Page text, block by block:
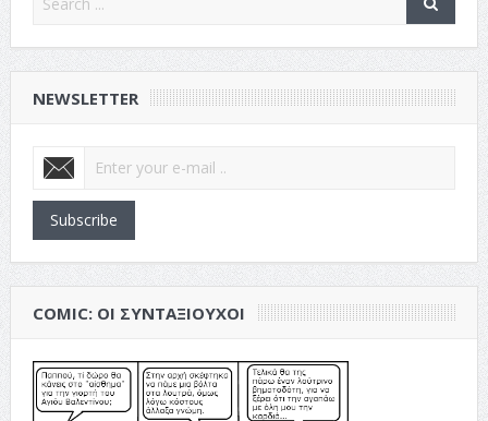
NEWSLETTER
Subscribe
COMIC: ΟΙ ΣΥΝΤΑΞΙΟΎΧΟΙ